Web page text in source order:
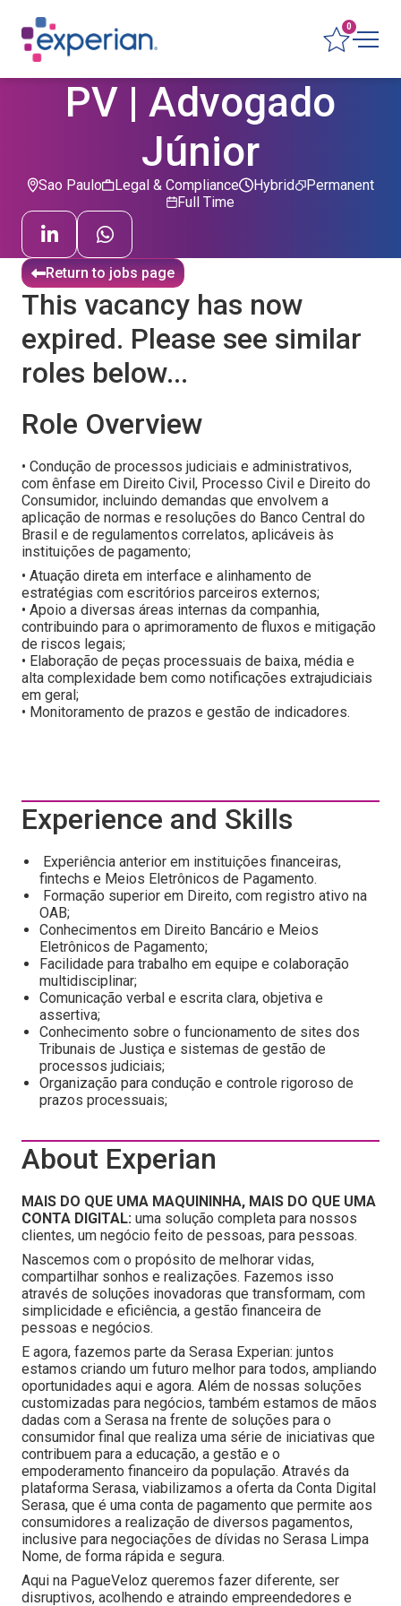
0
PV | Advogado
Júnior
Sao Paulo Legal & Compliance Permanent
Hybrid
Full Time
Return to jobs page
This vacancy has now
expired. Please see similar
roles below...
Role Overview
• Condução de processos judiciais e administrativos,
com ênfase em Direito Civil, Processo Civil e Direito do
Consumidor, incluindo demandas que envolvem a
aplicação de normas e resoluções do Banco Central do
Brasil e de regulamentos correlatos, aplicáveis às
instituições de pagamento;
• Atuação direta em interface e alinhamento de
estratégias com escritórios parceiros externos;
• Apoio a diversas áreas internas da companhia,
contribuindo para o aprimoramento de fluxos e mitigação
de riscos legais;
• Elaboração de peças processuais de baixa, média e
alta complexidade bem como notificações extrajudiciais
em geral;
• Monitoramento de prazos e gestão de indicadores.
Experience and Skills
Experiência anterior em instituições financeiras,
fintechs e Meios Eletrônicos de Pagamento.
Formação superior em Direito, com registro ativo na
OAB;
Conhecimentos em Direito Bancário e Meios
Eletrônicos de Pagamento;
Facilidade para trabalho em equipe e colaboração
multidisciplinar;
Comunicação verbal e escrita clara, objetiva e
assertiva;
Conhecimento sobre o funcionamento de sites dos
Tribunais de Justiça e sistemas de gestão de
processos judiciais;
Organização para condução e controle rigoroso de
prazos processuais;
About Experian
MAIS DO QUE UMA MAQUININHA, MAIS DO QUE UMA
CONTA DIGITAL: uma solução completa para nossos
clientes, um negócio feito de pessoas, para pessoas.
Nascemos com o propósito de melhorar vidas,
compartilhar sonhos e realizações. Fazemos isso
através de soluções inovadoras que transformam, com
simplicidade e eficiência, a gestão financeira de
pessoas e negócios.
E agora, fazemos parte da Serasa Experian: juntos
estamos criando um futuro melhor para todos, ampliando
oportunidades aqui e agora. Além de nossas soluções
customizadas para negócios, também estamos de mãos
dadas com a Serasa na frente de soluções para o
consumidor final que realiza uma série de iniciativas que
contribuem para a educação, a gestão e o
empoderamento financeiro da população. Através da
plataforma Serasa, viabilizamos a oferta da Conta Digital
Serasa, que é uma conta de pagamento que permite aos
consumidores a realização de diversos pagamentos,
inclusive para negociações de dívidas no Serasa Limpa
Nome, de forma rápida e segura.
Aqui na PagueVeloz queremos fazer diferente, ser
disruptivos, acolhendo e atraindo empreendedores e